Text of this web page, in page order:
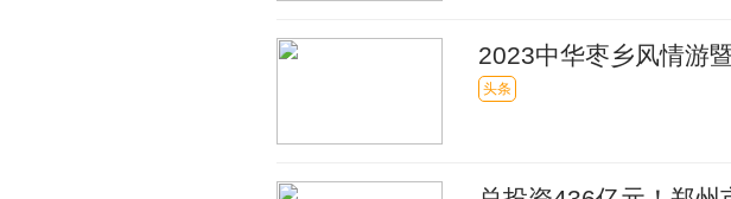
2023中华枣乡风情游
启幕
头条